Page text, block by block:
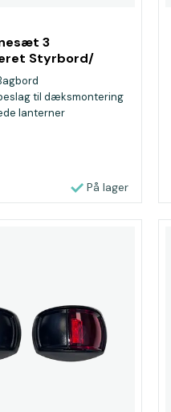
3
Styrbord/
til dæksmontering
lanterner
På lager